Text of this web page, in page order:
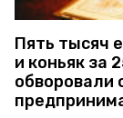
Пять тысяч
и коньяк за
обворовали